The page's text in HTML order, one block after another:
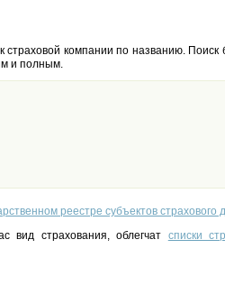
компании по названию. Поиск
и полным.
реестре субъектов страхового
вид страхования, облегчат списки